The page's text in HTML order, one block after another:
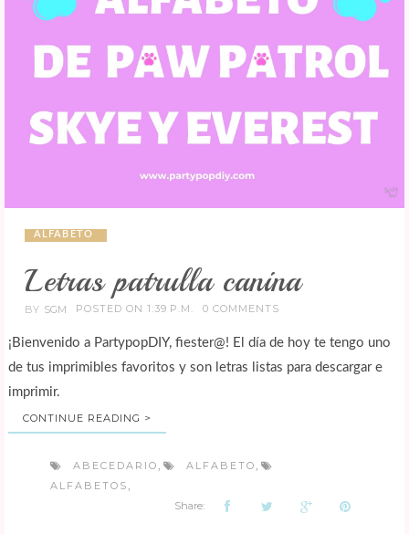
ALFABETO
Letras patrulla canina
BY SGM POSTED ON 1:39 P.M. 0 COMMENTS
¡Bienvenido a PartypopDIY, fiester@! El día de hoy te tengo uno
de tus imprimibles favoritos y son letras listas para descargar e
imprimir.
CONTINUE READING >
ABECEDARIO ALFABETO
ALFABETOS
Share: